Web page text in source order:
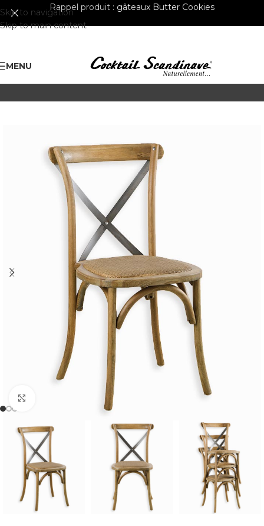
Skip to navigation
Skip to main content
Rappel produit : gâteaux Butter Cookies
MENU
Cliquer pour agrandir